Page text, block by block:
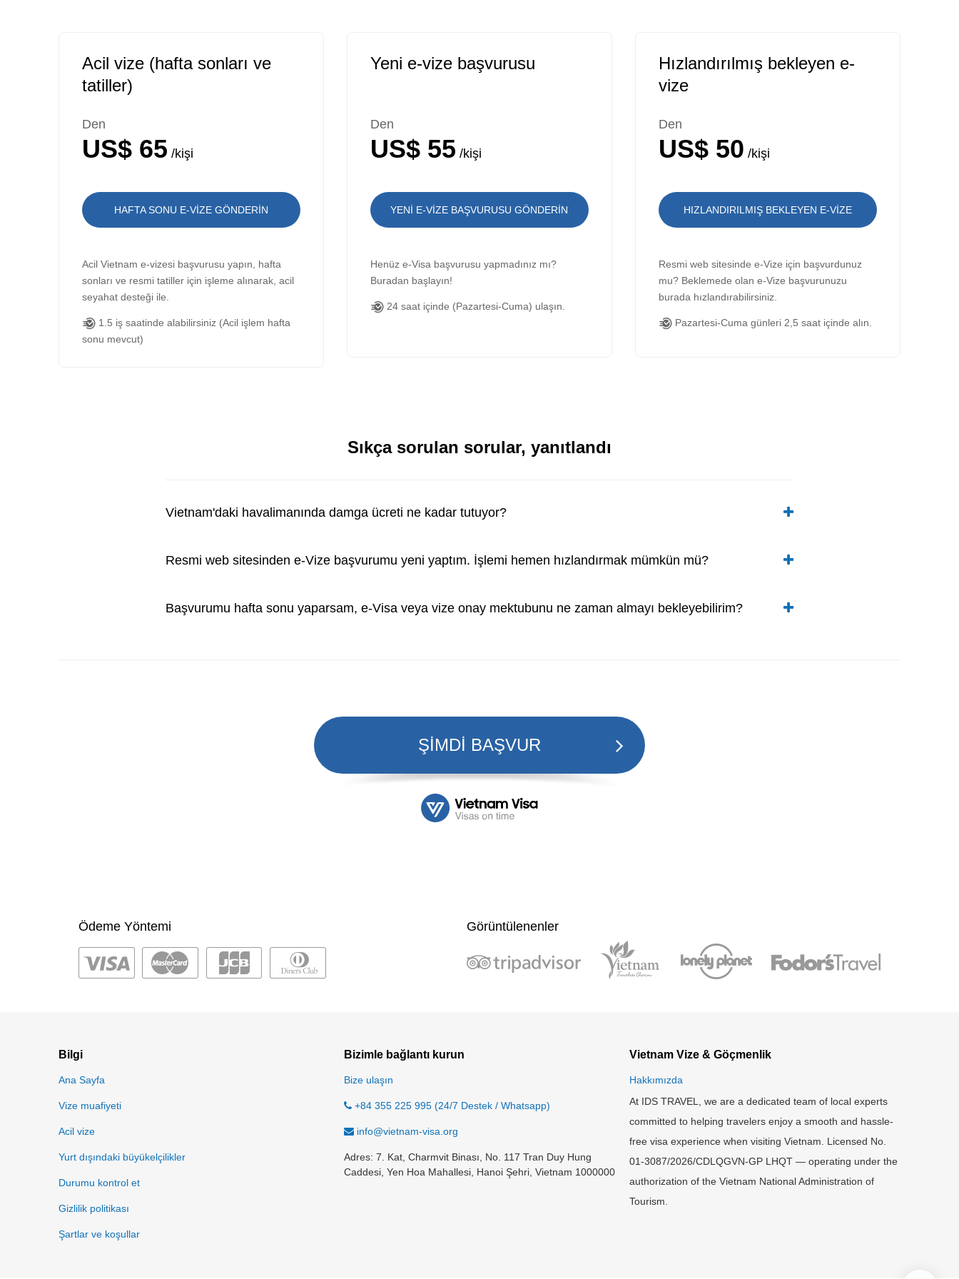
Acil vize (hafta sonları ve
tatiller)
Den
US$ 65 /kişi
HAFTA SONU E-VİZE GÖNDERİN
Acil Vietnam e-vizesi başvurusu yapın, hafta
sonları ve resmi tatiller için işleme alınarak, acil
seyahat desteği ile.
1.5 iş saatinde alabilirsiniz (Acil işlem hafta
sonu mevcut)
Yeni e-vize başvurusu
Den
US$ 55 /kişi
YENI E-VIZE BAŞVURUSU GÖNDERIN
Henüz e-Visa başvurusu yapmadınız mı?
Buradan başlayın!
24 saat içinde (Pazartesi-Cuma) ulaşın.
Hızlandırılmış bekleyen e-
vize
Den
US$ 50 /kişi
HIZLANDIRILMIŞ BEKLEYEN E-VIZE
Resmi web sitesinde e-Vize için başvurdunuz
mu? Beklemede olan e-Vize başvurunuzu
burada hızlandırabilirsiniz.
Pazartesi-Cuma günleri 2,5 saat içinde alın.
Sıkça sorulan sorular, yanıtlandı
Vietnam'daki havalimanında damga ücreti ne kadar tutuyor?
Resmi web sitesinden e-Vize başvurumu yeni yaptım. İşlemi hemen hızlandırmak mümkün mü?
Başvurumu hafta sonu yaparsam, e-Visa veya vize onay mektubunu ne zaman almayı bekleyebilirim?
ŞİMDİ BAŞVUR
Ödeme Yöntemi Görüntülenenler
Bilgi
Ana Sayfa
Vize muafiyeti
Acil vize
Yurt dışındaki büyükelçilikler
Durumu kontrol et
Gizlilik politikası
Şartlar ve koşullar
Bizimle bağlantı kurun
Bize ulaşın
+84 355 225 995 (24/7 Destek / Whatsapp)
info@vietnam-visa.org
Adres: 7. Kat, Charmvit Binası, No. 117 Tran Duy Hung
Caddesi, Yen Hoa Mahallesi, Hanoi Şehri, Vietnam 1000000
Vietnam Vize & Göçmenlik
Hakkımızda
At IDS TRAVEL, we are a dedicated team of local experts
committed to helping travelers enjoy a smooth and hassle-
free visa experience when visiting Vietnam. Licensed No.
01-3087/2026/CDLQGVN-GP LHQT — operating under the
authorization of the Vietnam National Administration of
Tourism.